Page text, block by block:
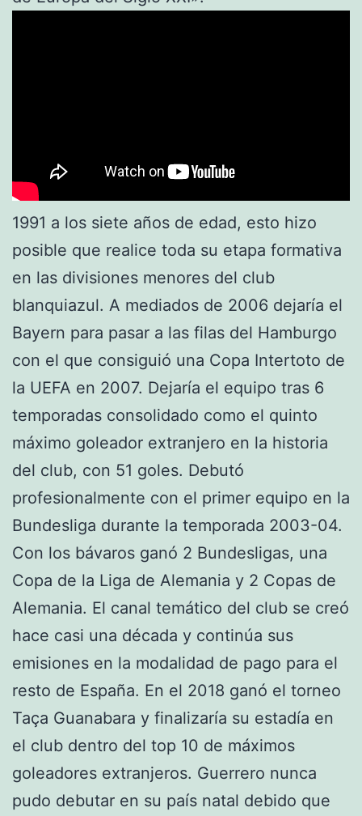
1991 a los siete años de edad, esto hizo
posible que realice toda su etapa formativa
en las divisiones menores del club
blanquiazul. A mediados de 2006 dejaría el
Bayern para pasar a las filas del Hamburgo
con el que consiguió una Copa Intertoto de
la UEFA en 2007. Dejaría el equipo tras 6
temporadas consolidado como el quinto
máximo goleador extranjero en la historia
del club, con 51 goles. Debutó
profesionalmente con el primer equipo en la
Bundesliga durante la temporada 2003-04.
Con los bávaros ganó 2 Bundesligas, una
Copa de la Liga de Alemania y 2 Copas de
Alemania. El canal temático del club se creó
hace casi una década y continúa sus
emisiones en la modalidad de pago para el
resto de España. En el 2018 ganó el torneo
Taça Guanabara y finalizaría su estadía en
el club dentro del top 10 de máximos
goleadores extranjeros. Guerrero nunca
pudo debutar en su país natal debido que